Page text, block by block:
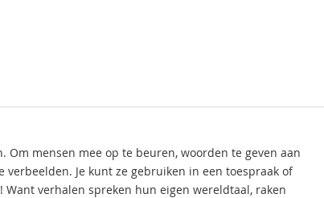
mensen mee op te beuren, woorden te geven aan
Je kunt ze gebruiken in een toespraak of
verhalen spreken hun eigen wereldtaal, raken